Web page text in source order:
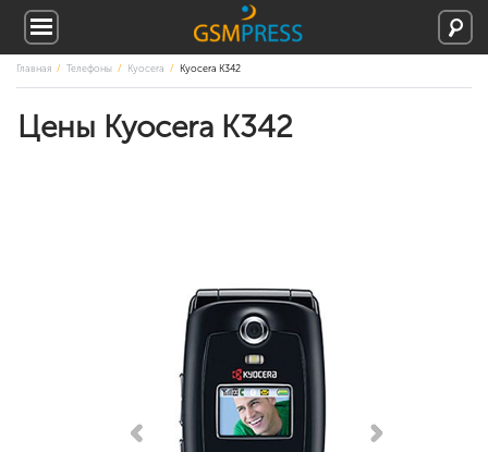
Главная Телефоны Kyocera Kyocera K342
Цены Kyocera K342